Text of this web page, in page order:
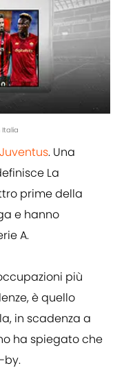
Italia
. Una
La
prime della
e hanno
A.
più
è quello
in scadenza a
ha spiegato che
by.